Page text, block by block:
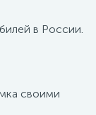
в России.
своими